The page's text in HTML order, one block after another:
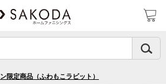
限定商品（ふわもこラビット）